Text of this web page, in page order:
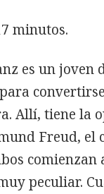
minutos.
es un joven
Allí, tiene la
Freud, el
peculiar.